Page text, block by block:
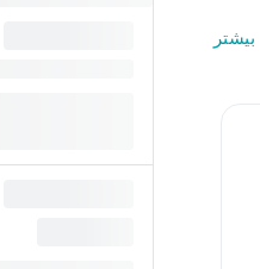
بیشتر